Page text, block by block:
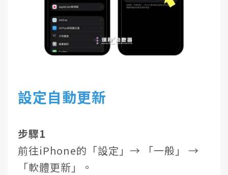
設定自動更新
步驟1
前往iPhone的「設定」→ 「一般」 →
「軟體更新」。